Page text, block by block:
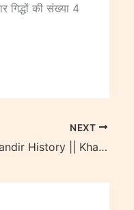
गिद्धों की संख्या 4
NEXT
Shri Shyam Mandir History || Khatu Shyam